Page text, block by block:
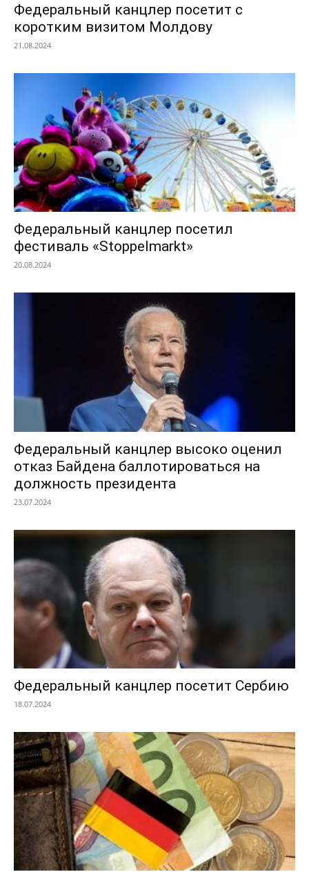
Федеральный канцлер посетит с
коротким визитом Молдову
21.08.2024
Федеральный канцлер посетил
фестиваль «Stoppelmarkt»
20.08.2024
Федеральный канцлер высоко оценил
отказ Байдена баллотироваться на
должность президента
23.07.2024
Федеральный канцлер посетит Сербию
18.07.2024